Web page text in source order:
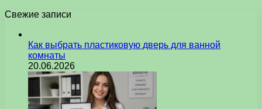
Свежие записи
Как выбрать пластиковую дверь для ванной
комнаты
20.06.2026